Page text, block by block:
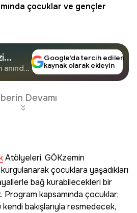
çocuklar ve gençler
Google’da tercih edilen
kaynak olarak ekleyin
Devamı
Atölyeleri, GÖKzemin
çocuklara yaşadıkları
bağ kurabilecekleri bir
Program kapsamında çocuklar;
bakışlarıyla resmedecek,